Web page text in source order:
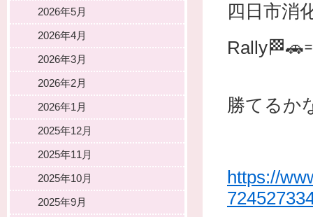
四日市消
勝てるか
https://
2026年5月
2026年4月
2026年3月
2026年2月
2026年1月
2025年12月
2025年11月
2025年10月
2025年9月